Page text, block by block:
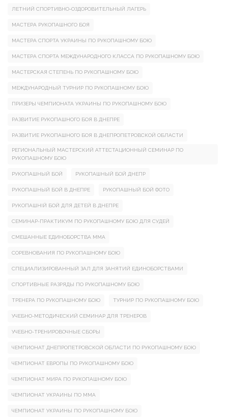
ЛЕТНИЙ СПОРТИВНО-ОЗДОРОВИТЕЛЬНЫЙ ЛАГЕРЬ
МАСТЕРА РУКОПАШНОГО БОЯ
МАСТЕРА СПОРТА УКРАИНЫ ПО РУКОПАШНОМУ БОЮ
МАСТЕРА СПОРТА МЕЖДУНАРОДНОГО КЛАССА ПО РУКОПАШНОМУ БОЮ
МАСТЕРСКАЯ СТЕПЕНЬ ПО РУКОПАШНОМУ БОЮ
МЕЖДУНАРОДНЫЙ ТУРНИР ПО РУКОПАШНОМУ БОЮ
ПРИЗЕРЫ ЧЕМПИОНАТА УКРАИНЫ ПО РУКОПАШНОМУ БОЮ
РАЗВИТИЕ РУКОПАШНОГО БОЯ В ДНЕПРЕ
РАЗВИТИЕ РУКОПАШНОГО БОЯ В ДНЕПРОПЕТРОВСКОЙ ОБЛАСТИ
РЕГИОНАЛЬНЫЙ МАСТЕРСКИЙ АТТЕСТАЦИОННЫЙ СЕМИНАР ПО
РУКОПАШНОМУ БОЮ
РУКОПАШНЫЙ БОЙ РУКОПАШНЫЙ БОЙ ДНЕПР
РУКОПАШНЫЙ БОЙ В ДНЕПРЕ РУКОПАШНЫЙ БОЙ ФОТО
РУКОПАШНІЙ БОЙ ДЛЯ ДЕТЕЙ В ДНЕПРЕ
СЕМИНАР-ПРАКТИКУМ ПО РУКОПАШНОМУ БОЮ ДЛЯ СУДЕЙ
СМЕШАННЫЕ ЕДИНОБОРСТВА ММА
СОРЕВНОВАНИЯ ПО РУКОПАШНОМУ БОЮ
СПЕЦИАЛИЗИРОВАННЫЙ ЗАЛ ДЛЯ ЗАНЯТИЙ ЕДИНОБОРСТВАМИ
СПОРТИВНЫЕ РАЗРЯДЫ ПО РУКОПАШНОМУ БОЮ
ТРЕНЕРА ПО РУКОПАШНОМУ БОЮ ТУРНИР ПО РУКОПАШНОМУ БОЮ
УЧЕБНО-МЕТОДИЧЕСКИЙ СЕМИНАР ДЛЯ ТРЕНЕРОВ
УЧЕБНО-ТРЕНИРОВОЧНЫЕ СБОРЫ
ЧЕМПИОНАТ ДНЕПРОПЕТРОВСКОЙ ОБЛАСТИ ПО РУКОПАШНОМУ БОЮ
ЧЕМПИОНАТ ЕВРОПЫ ПО РУКОПАШНОМУ БОЮ
ЧЕМПИОНАТ МИРА ПО РУКОПАШНОМУ БОЮ
ЧЕМПИОНАТ УКРАИНЫ ПО ММА
ЧЕМПИОНАТ УКРАИНЫ ПО РУКОПАШНОМУ БОЮ